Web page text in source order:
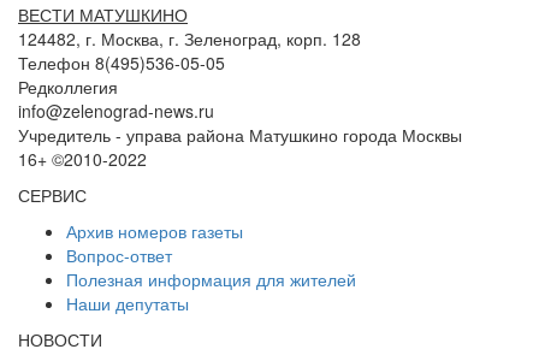
ВЕСТИ МАТУШКИНО
124482, г. Москва, г. Зеленоград, корп. 128
Телефон 8(495)536-05-05
Редколлегия
info@zelenograd-news.ru
Учредитель - управа района Матушкино города Москвы
16+ ©2010-2022
СЕРВИС
Архив номеров газеты
Вопрос-ответ
Полезная информация для жителей
Наши депутаты
НОВОСТИ